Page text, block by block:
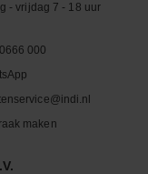
- vrijdag 7 - 18 uur
000
maken